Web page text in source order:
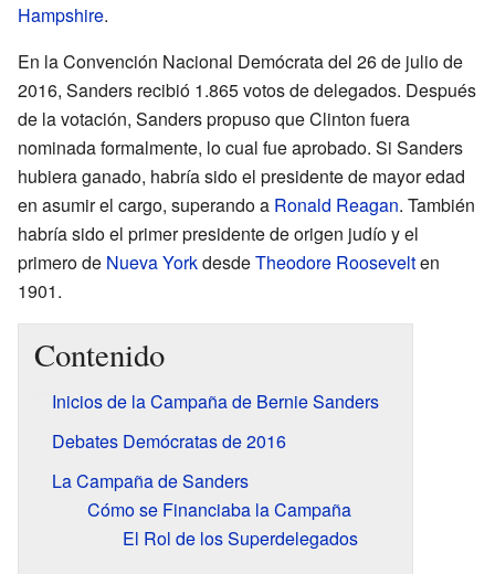
Hampshire.
En la Convención Nacional Demócrata del 26 de julio de
2016, Sanders recibió 1.865 votos de delegados. Después
de la votación, Sanders propuso que Clinton fuera
nominada formalmente, lo cual fue aprobado. Si Sanders
hubiera ganado, habría sido el presidente de mayor edad
en asumir el cargo, superando a Ronald Reagan. También
habría sido el primer presidente de origen judío y el
primero de Nueva YorkdesdeTheodore Roosevelten
1901.
Contenido
Inicios de la Campaña de Bernie Sanders
Debates Demócratas de 2016
La Campaña de Sanders
Cómo se Financiaba la Campaña
El Rol de los Superdelegados